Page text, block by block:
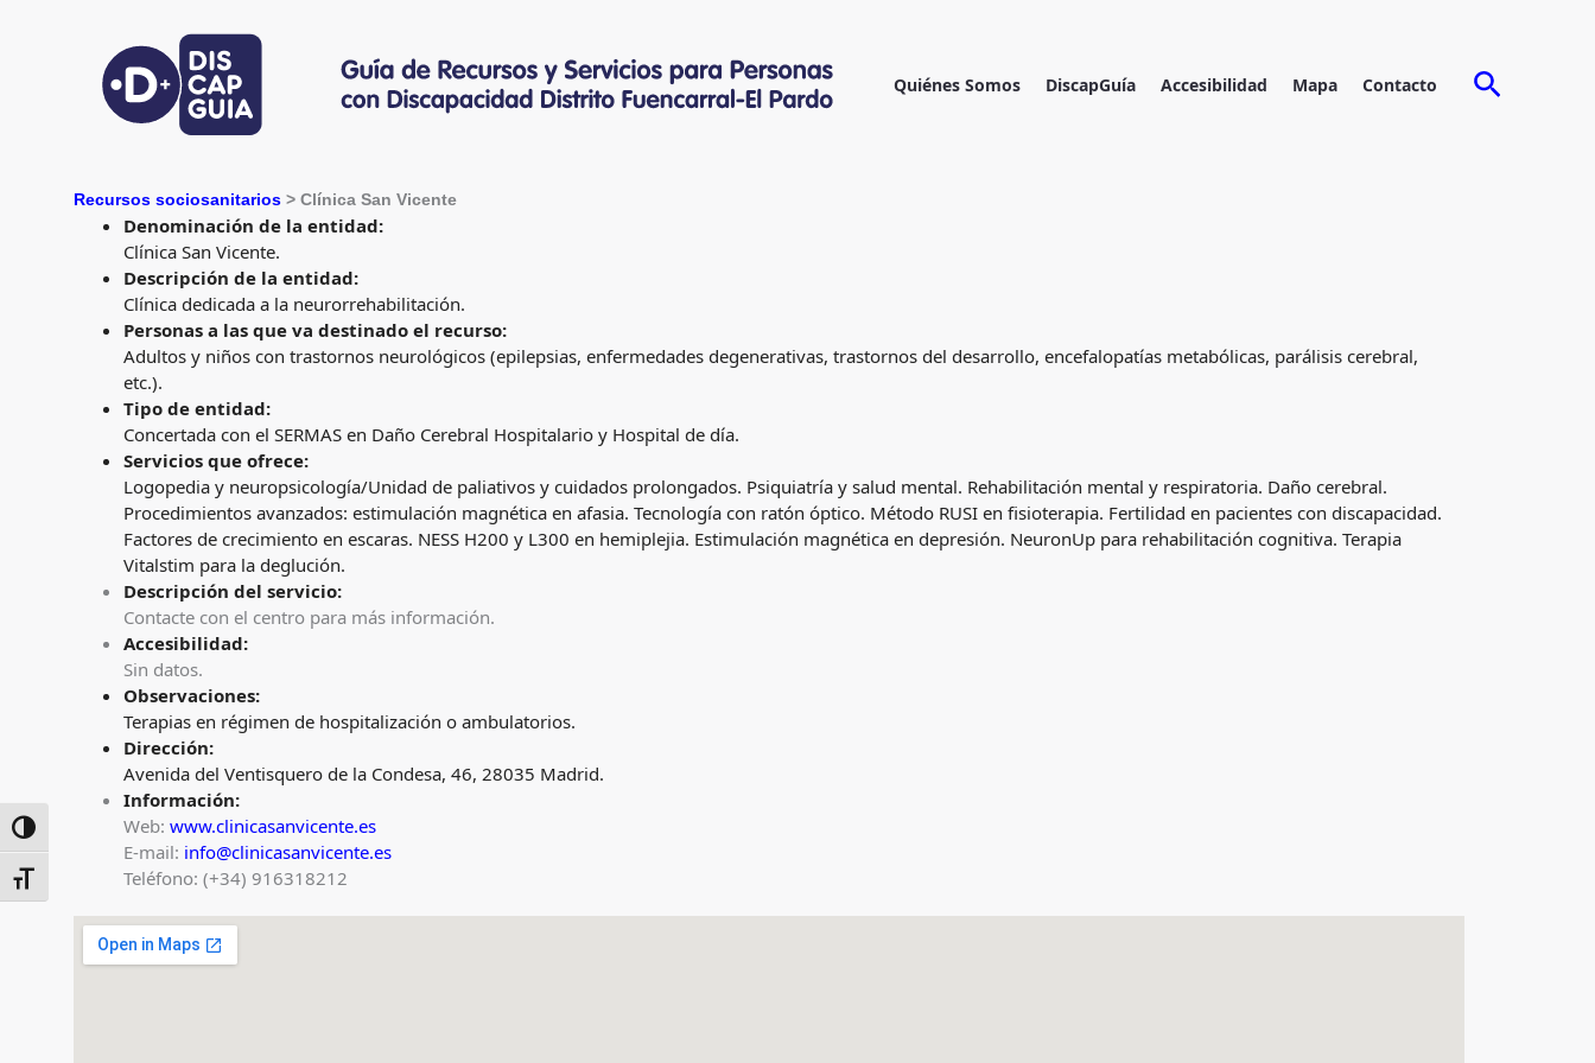
ALTERNAR ALTO CONTRASTE
ALTERNAR TAMAÑO DE LETRA
contenido
Quiénes Somos DiscapGuía Accesibilidad Mapa Contacto Buscar
Recursos sociosanitarios > Clínica San Vicente
Denominación de la entidad:
Clínica San Vicente.
Descripción de la entidad:
Clínica dedicada a la neurorrehabilitación.
Personas a las que va destinado el recurso:
Adultos y niños con trastornos neurológicos (epilepsias, enfermedades degenerativas, trastornos del desarrollo, encefalopatías metabólicas, parálisis cerebral,
etc.).
Tipo de entidad:
Concertada con el SERMAS en Daño Cerebral Hospitalario y Hospital de día.
Servicios que ofrece:
Logopedia y neuropsicología/Unidad de paliativos y cuidados prolongados. Psiquiatría y salud mental. Rehabilitación mental y respiratoria. Daño cerebral.
Procedimientos avanzados: estimulación magnética en afasia. Tecnología con ratón óptico. Método RUSI en fisioterapia. Fertilidad en pacientes con discapacidad.
Factores de crecimiento en escaras. NESS H200 y L300 en hemiplejia. Estimulación magnética en depresión. NeuronUp para rehabilitación cognitiva. Terapia
Vitalstim para la deglución.
Descripción del servicio:
Contacte con el centro para más información.
Accesibilidad:
Sin datos.
Observaciones:
Terapias en régimen de hospitalización o ambulatorios.
Dirección:
Avenida del Ventisquero de la Condesa, 46, 28035 Madrid.
Información:
Web:www.clinicasanvicente.es
E-mail: info@clinicasanvicente.es
Teléfono: (+34) 916318212